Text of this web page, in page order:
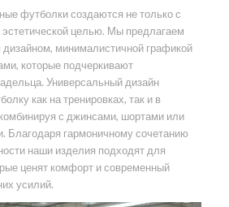
футболки создаются не только с
целью. Мы предлагаем
минималистичной графикой
которые подчеркивают
Универсальный дизайн
как на тренировках, так и в
с джинсами, шортами или
Благодаря гармоничному сочетанию
наши изделия подходят для
ценят комфорт и современный
усилий.